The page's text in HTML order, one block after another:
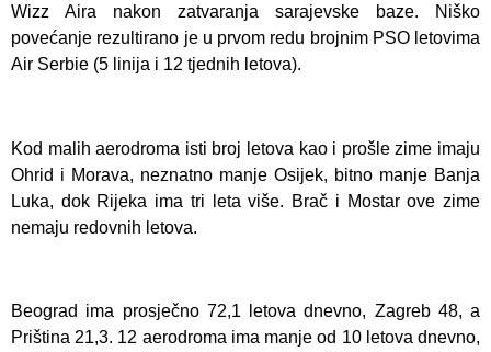
Wizz Aira nakon zatvaranja sarajevske baze. Niško
povećanje rezultirano je u prvom redu brojnim PSO letovima
Air Serbie (5 linija i 12 tjednih letova).
Kod malih aerodroma isti broj letova kao i prošle zime imaju
Ohrid i Morava, neznatno manje Osijek, bitno manje Banja
Luka, dok Rijeka ima tri leta više. Brač i Mostar ove zime
nemaju redovnih letova.
Beograd ima prosječno 72,1 letova dnevno, Zagreb 48, a
Priština 21,3. 12 aerodroma ima manje od 10 letova dnevno,